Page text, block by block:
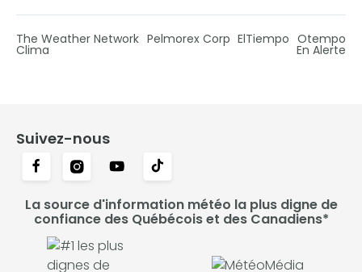
The Weather Network Pelmorex Corp ElTiempo Otempo
Clima En Alerte
Suivez-nous
La source d'information météo la plus digne de
confiance des Québécois et des Canadiens*